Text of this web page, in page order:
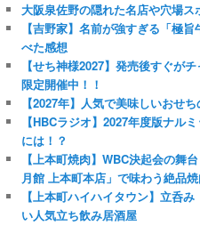
大阪泉佐野の隠れた名店や穴場
【吉野家】名前が強すぎる「極
べた感想
【せち神様2027】発売後すぐが
限定開催中！！
【2027年】人気で美味しいおせ
【HBCラジオ】2027年度版ナル
には！？
【上本町焼肉】WBC決起会の舞
月館 上本町本店」で味わう絶品
【上本町ハイハイタウン】立呑
い人気立ち飲み居酒屋